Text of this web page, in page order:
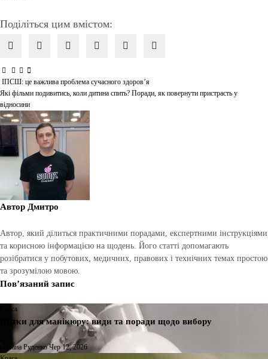
Поділіться цим вмістом:
Навігація
записів
ІПСШ: це важлива проблема сучасного здоров’я
Які фільми подивитись, коли дитина спить? Поради, як повернути пристрасть у
відносини
Автор Дмитро
Автор, який ділиться практичними порадами, експертними інструкціями
та корисною інформацією на щодень. Його статті допомагають
розібратися у побутових, медичних, правових і технічних темах простою
та зрозумілою мовою.
Пов’язаний запис
Краса
Щітки для манікюру: види та поради щодо вибору
Оксана РуденкоЧер 12, 2026